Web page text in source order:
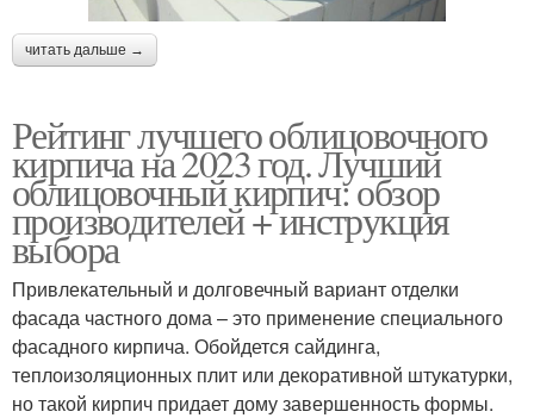
читать дальше →
Рейтинг лучшего облицовочного
кирпича на 2023 год. Лучший
облицовочный кирпич: обзор
производителей + инструкция
выбора
Привлекательный и долговечный вариант отделки
фасада частного дома – это применение специального
фасадного кирпича. Обойдется сайдинга,
теплоизоляционных плит или декоративной штукатурки,
но такой кирпич придает дому завершенность формы.